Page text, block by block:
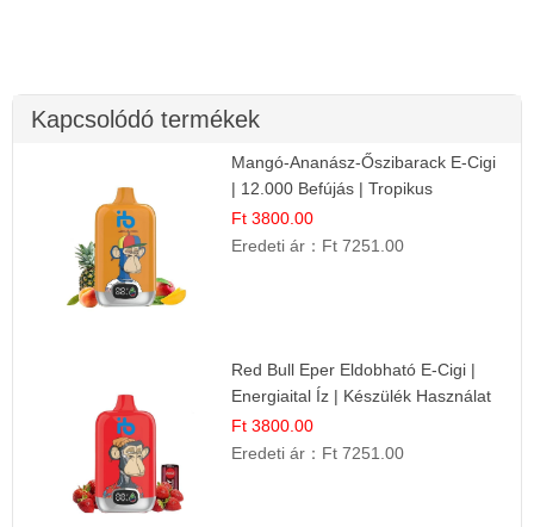
Kapcsolódó termékek
Mangó-Ananász-Őszibarack E-Cigi
| 12.000 Befújás | Tropikus
Gyümölcs Íz
Ft 3800.00
Eredeti ár： Ft 7251.00
Red Bull Eper Eldobható E-Cigi |
Energiaital Íz | Készülék Használat
Ft 3800.00
Eredeti ár： Ft 7251.00